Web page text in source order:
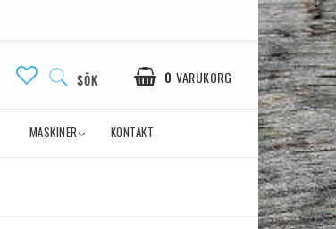
0 VARUKORG
SÖK
MASKINER KONTAKT